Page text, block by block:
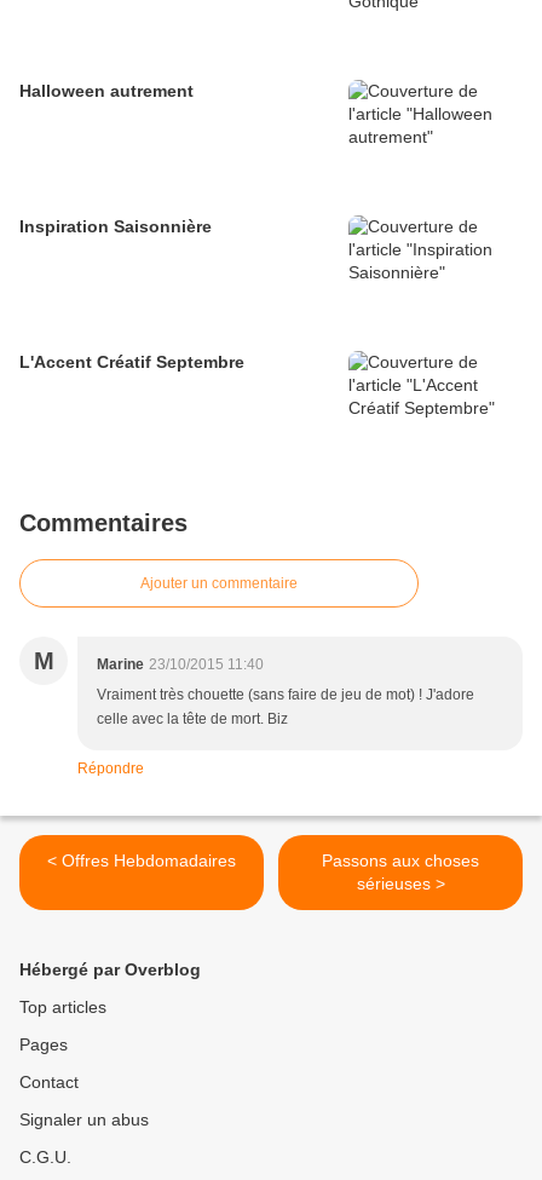
Halloween autrement
Inspiration Saisonnière
L'Accent Créatif Septembre
Commentaires
Ajouter un commentaire
M Marine 23/10/2015 11:40
Vraiment très chouette (sans faire de jeu de mot) ! J'adore
celle avec la tête de mort. Biz
Répondre
< Offres Hebdomadaires
Passons aux choses
sérieuses >
Hébergé par Overblog
Top articles
Pages
Contact
Signaler un abus
C.G.U.